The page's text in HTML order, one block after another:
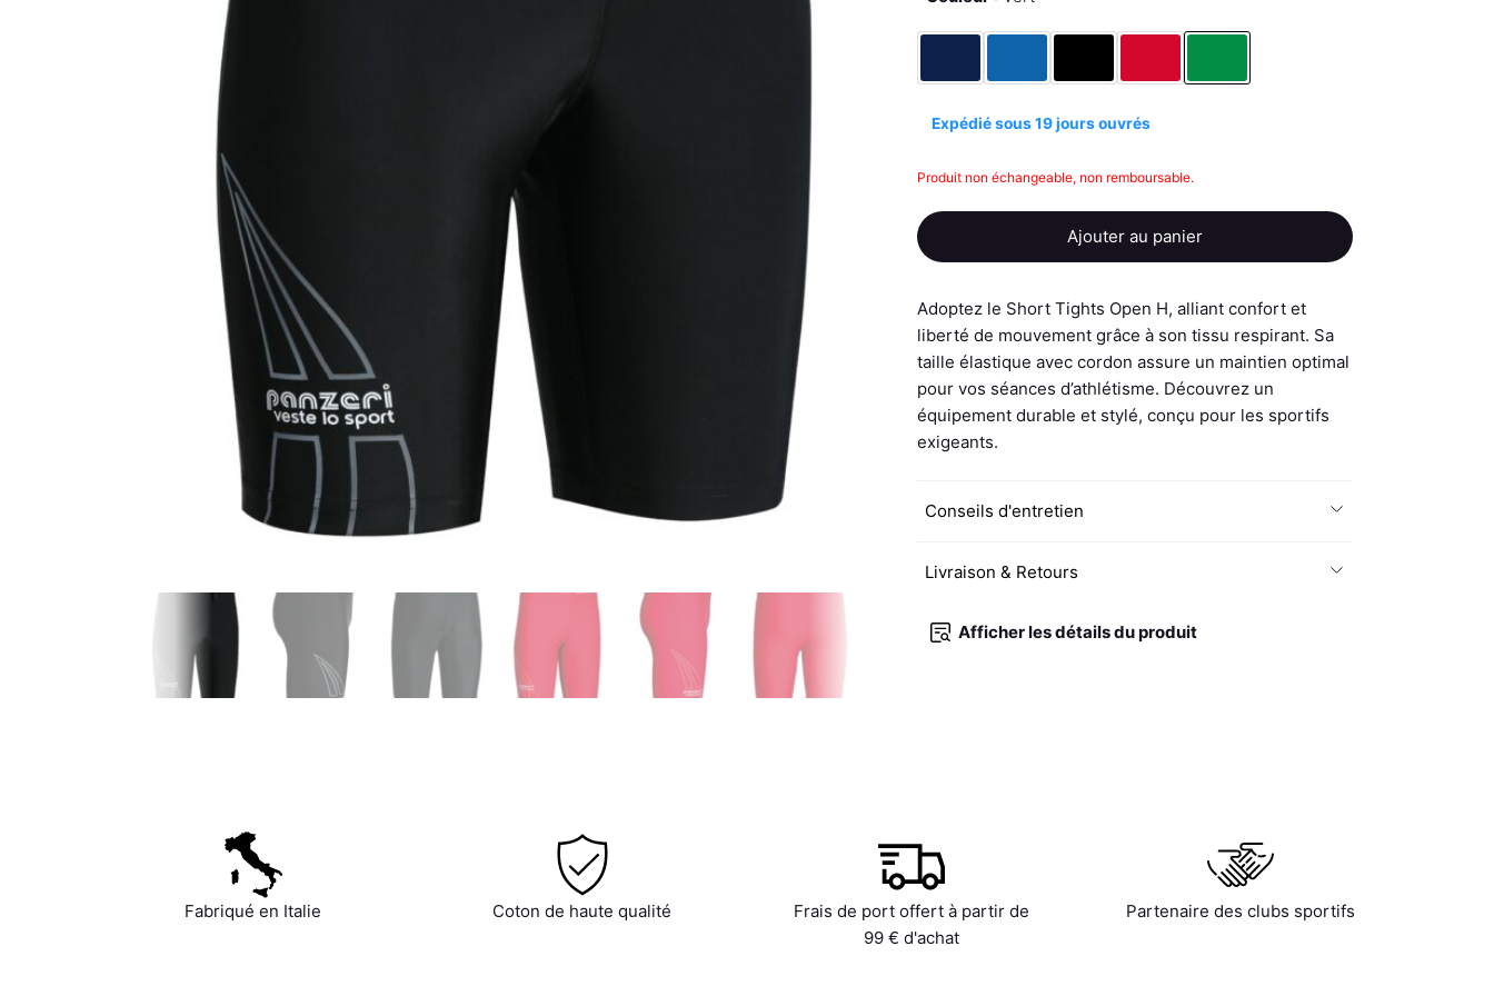
Expédié sous 19 jours ouvrés
Produit non échangeable, non remboursable.
Ajouter au panier
Adoptez le Short Tights Open H, alliant confort et
liberté de mouvement grâce à son tissu respirant. Sa
taille élastique avec cordon assure un maintien optimal
pour vos séances d’athlétisme. Découvrez un
équipement durable et stylé, conçu pour les sportifs
exigeants.
Conseils d'entretien
Livraison & Retours
Afficher les détails du produit
Fabriqué en Italie Coton de haute qualité
Frais de port offert à partir de
99 € d'achat
Partenaire des clubs sportifs